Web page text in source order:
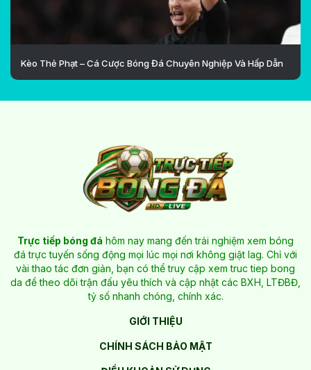
Kèo Thẻ Phạt – Cá Cược Bóng Đá Chuyên Nghiệp Và Hấp Dẫn
Trực tiếp bóng đá hôm nay mang đến trải nghiệm xem bóng
đá trực tuyến sống động mọi lúc mọi nơi không giật lag. Chỉ với
vài thao tác đơn giản, bạn có thể truy cập xem truc tiep bong
da để theo dõi trận đấu yêu thích và cập nhật các BXH, LTĐBĐ,
tỷ số nhanh chóng, chính xác.
GIỚI THIỆU
CHÍNH SÁCH BẢO MẬT